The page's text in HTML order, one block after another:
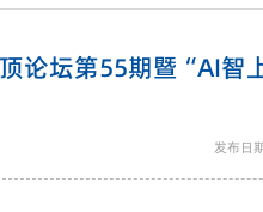
论坛第55期暨“AI智
发布日